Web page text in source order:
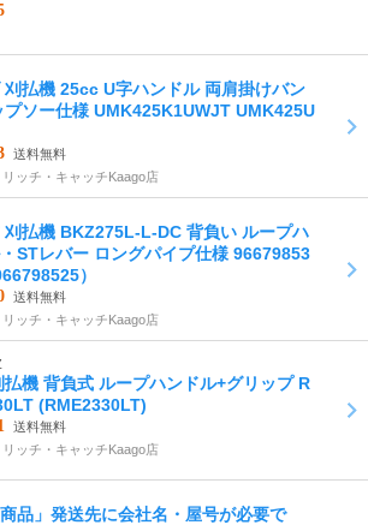
刈払機 25cc U字ハンドル 両肩掛けバン
プソー仕様 UMK425K1UWJT UMK425U
送料無料
リッチ・キャッチKaago店
刈払機 BKZ275L-L-DC 背負い ループハ
STレバー ロングパイプ仕様 96679853
）
送料無料
リッチ・キャッチKaago店
払機 背負式 ループハンドル+グリップ R
(RME2330LT)
送料無料
リッチ・キャッチKaago店
商品」発送先に会社名・屋号が必要で